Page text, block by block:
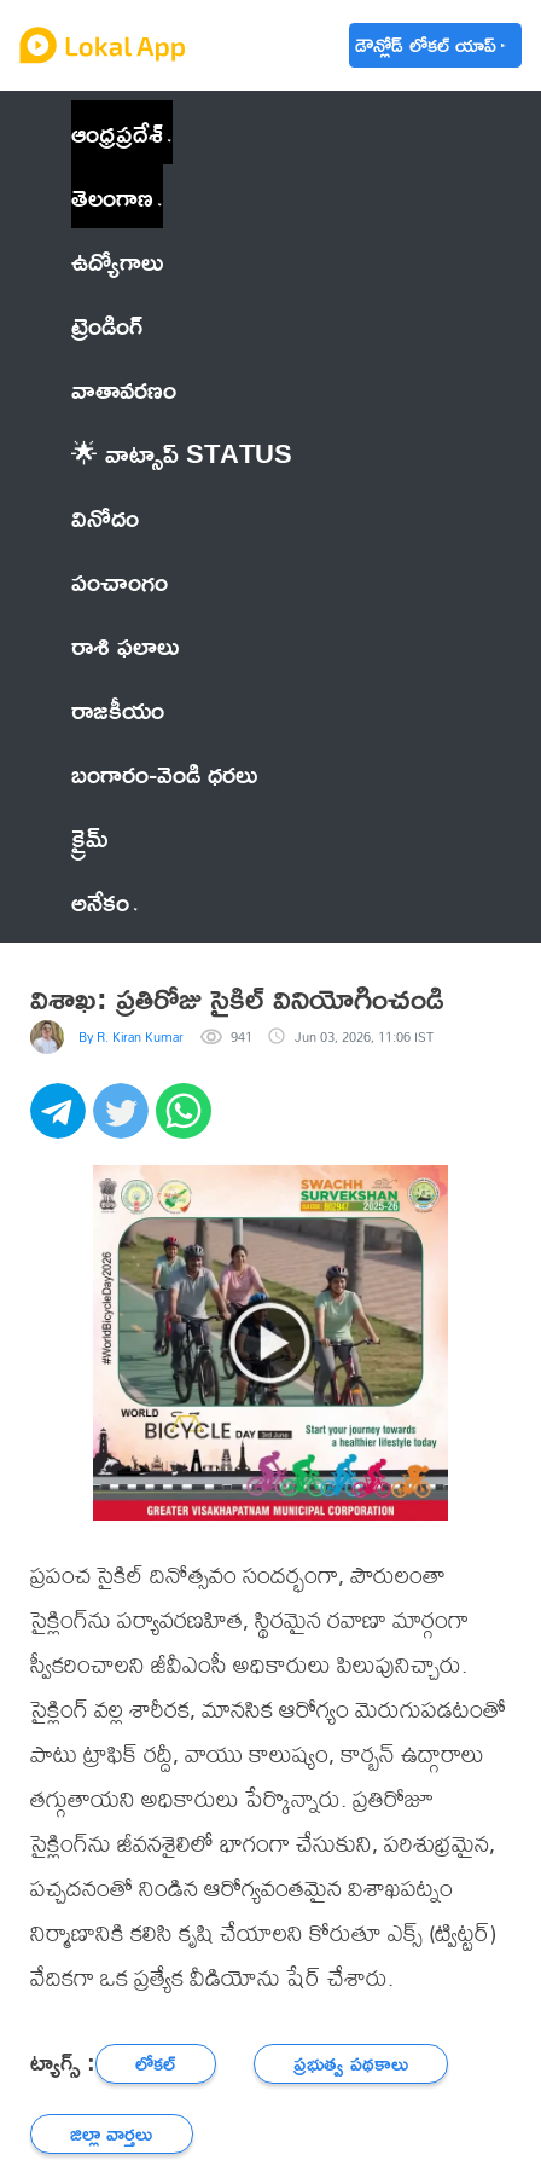
డౌన్లోడ్ లోకల్ యాప్
ఆంధ్రప్రదేశ్
తెలంగాణ
ఉద్యోగాలు
ట్రెండింగ్
వాతావరణం
🌟 వాట్సాప్ STATUS
వినోదం
పంచాంగం
రాశి ఫలాలు
రాజకీయం
బంగారం-వెండి ధరలు
క్రైమ్
అనేకం
విశాఖ: ప్రతిరోజు సైకిల్ వినియోగించండి
By R. Kiran Kumar 941 Jun 03, 2026, 11:06 IST
ప్రపంచ సైకిల్ దినోత్సవం సందర్భంగా, పౌరులంతా
సైక్లింగ్‌ను పర్యావరణహిత, స్థిరమైన రవాణా మార్గంగా
స్వీకరించాలని జీవీఎంసీ అధికారులు పిలుపునిచ్చారు.
సైక్లింగ్ వల్ల శారీరక, మానసిక ఆరోగ్యం మెరుగుపడటంతో
పాటు ట్రాఫిక్ రద్దీ, వాయు కాలుష్యం, కార్బన్ ఉద్గారాలు
తగ్గుతాయని అధికారులు పేర్కొన్నారు. ప్రతిరోజూ
సైక్లింగ్‌ను జీవనశైలిలో భాగంగా చేసుకుని, పరిశుభ్రమైన,
పచ్చదనంతో నిండిన ఆరోగ్యవంతమైన విశాఖపట్నం
నిర్మాణానికి కలిసి కృషి చేయాలని కోరుతూ ఎక్స్ (ట్విట్టర్)
వేదికగా ఒక ప్రత్యేక వీడియోను షేర్ చేశారు.
ట్యాగ్స్ : లోకల్
ప్రభుత్వ పథకాలు
జిల్లా వార్తలు